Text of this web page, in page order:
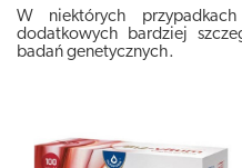
W niektórych
dodatkowych bardziej
badań genetycznych.